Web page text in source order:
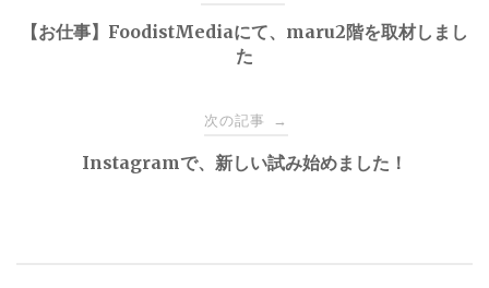
navigation
【お仕事】FoodistMediaにて、maru2階を取材しまし
た
次の記事 →
Instagramで、新しい試み始めました！